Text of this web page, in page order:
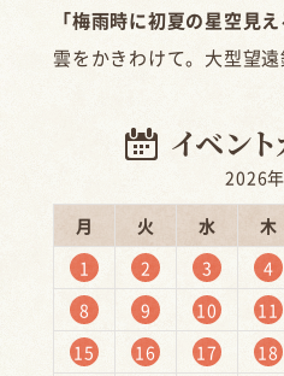
「梅雨時に初夏の星空見
雲をかきわけて。大型望遠
2026
月
火 水 木
1
2 3 4
8
9 10 11
15
16 17 18